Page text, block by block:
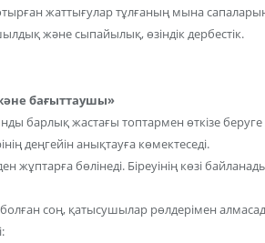
жаттығулар тұлғаның мына
және сыпайылық, өзіндік дербестік.
бағыттаушы»
барлық жастағы топтармен өткізе
деңгейін анықтауға көмектеседі.
жұптарға бөлінеді. Біреуінің көзі
соң, қатысушылар рөлдерімен